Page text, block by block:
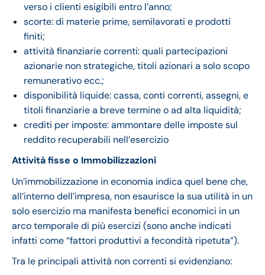
verso i clienti esigibili entro l’anno;
scorte: di materie prime, semilavorati e prodotti
finiti;
attività finanziarie correnti: quali partecipazioni
azionarie non strategiche, titoli azionari a solo scopo
remunerativo ecc.;
disponibilità liquide: cassa, conti correnti, assegni, e
titoli finanziarie a breve termine o ad alta liquidità;
crediti per imposte: ammontare delle imposte sul
reddito recuperabili nell’esercizio
Attività fisse o Immobilizzazioni
Un’immobilizzazione in economia indica quel bene che,
all’interno dell’impresa, non esaurisce la sua utilità in un
solo esercizio ma manifesta benefici economici in un
arco temporale di più esercizi (sono anche indicati
infatti come “fattori produttivi a fecondità ripetuta”).
Tra le principali attività non correnti si evidenziano: